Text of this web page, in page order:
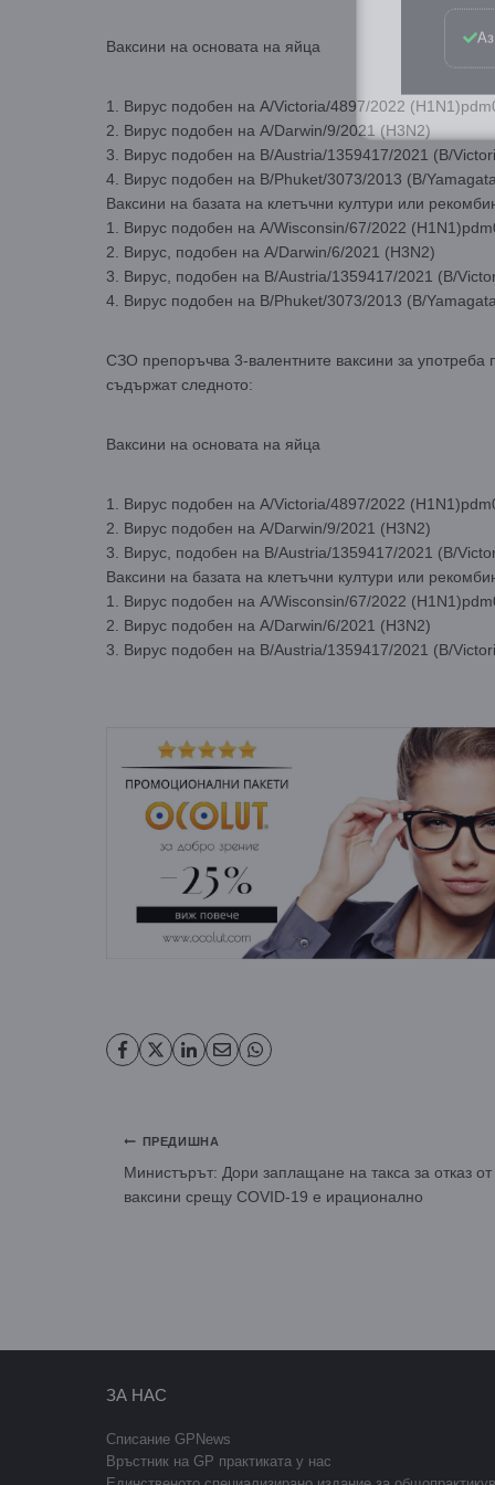
Ваксини на основата на яйца
1. Вирус подобен на A/Victoria/4897/2022
2. Вирус подобен на A/Darwin/9/2021 (H3N2)
3. Вирус подобен на B/Austria/1359417/2021 (B/
4. Вирус подобен на B/Phuket/3073/2013 (B/
Ваксини на базата на клетъчни култури или
1. Вирус подобен на A/Wisconsin/67/2022
2. Вирус, подобен на A/Darwin/6/2021 (H3N2)
3. Вирус, подобен на B/Austria/1359417/2021 (B/
4. Вирус подобен на B/Phuket/3073/2013 (B/
СЗО препоръчва 3-валентните ваксини за употреба
съдържат следното:
Ваксини на основата на яйца
1. Вирус подобен на A/Victoria/4897/2022
2. Вирус подобен на A/Darwin/9/2021 (H3N2)
3. Вирус, подобен на B/Austria/1359417/2021 (B/
Ваксини на базата на клетъчни култури или
1. Вирус подобен на A/Wisconsin/67/2022
2. Вирус подобен на A/Darwin/6/2021 (H3N2)
3. Вирус подобен на B/Austria/1359417/2021 (B/
Навигация
ПРЕДИШНА
Министърът: Дори заплащане на такса за отказ от
ваксини срещу COVID-19 е ирационално
ЗА НАС
Списание GPNews
Връстник на GP практиката у нас